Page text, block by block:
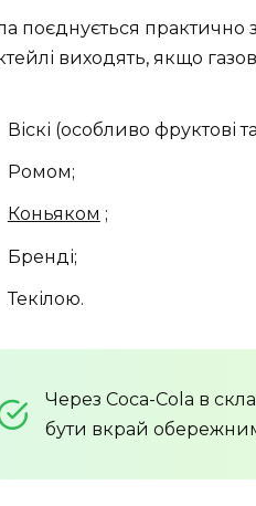
поєднується
виходять, якщо
Віскі (особливо фруктові
Ромом;
Коньяком ;
Бренді;
Текілою.
Через Coca-Cola в
бути вкрай обережним